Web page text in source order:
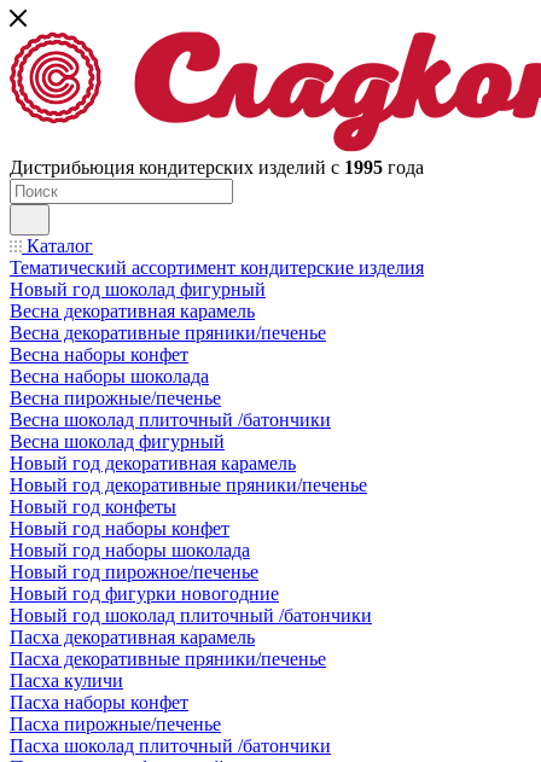
Дистрибьюция кондитерских изделий с 1995 года
Каталог
Тематический ассортимент кондитерские изделия
Новый год шоколад фигурный
Весна декоративная карамель
Весна декоративные пряники/печенье
Весна наборы конфет
Весна наборы шоколада
Весна пирожные/печенье
Весна шоколад плиточный /батончики
Весна шоколад фигурный
Новый год декоративная карамель
Новый год декоративные пряники/печенье
Новый год конфеты
Новый год наборы конфет
Новый год наборы шоколада
Новый год пирожное/печенье
Новый год фигурки новогодние
Новый год шоколад плиточный /батончики
Пасха декоративная карамель
Пасха декоративные пряники/печенье
Пасха куличи
Пасха наборы конфет
Пасха пирожные/печенье
Пасха шоколад плиточный /батончики